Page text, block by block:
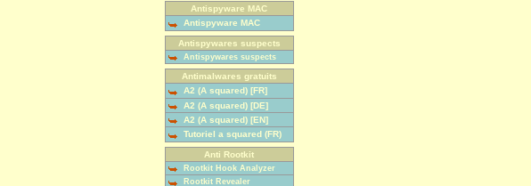
Antispyware MAC
Antispyware MAC
Antispywares suspects
Antispywares suspects
Antimalwares gratuits
A2 (A squared) [FR]
A2 (A squared) [DE]
A2 (A squared) [EN]
Tutoriel a squared (FR)
Anti Rootkit
Rootkit Hook Analyzer
Rootkit Revealer